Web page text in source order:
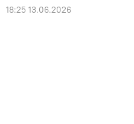
18:25 13.06.2026